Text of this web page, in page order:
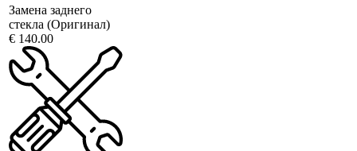
Замена заднего
стекла (Оригинал)
€ 140.00